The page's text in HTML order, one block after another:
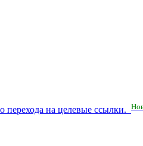
перехода на целевые ссылки.